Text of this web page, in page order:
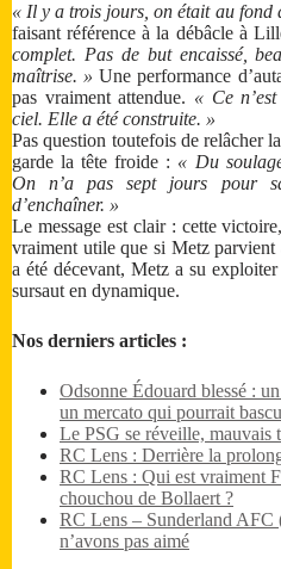
« Il y a trois jours, on était au fond
faisant référence à la débâcle à
complet. Pas de but encaissé,
maîtrise. » Une performance
pas vraiment attendue. « Ce
ciel. Elle a été construite. »
Pas question toutefois de relâcher
garde la tête froide : « Du
On n’a pas sept jours pour
d’enchaîner. »
Le message est clair : cette
vraiment utile que si Metz parvient
a été décevant, Metz a su
sursaut en dynamique.
Nos derniers articles :
Odsonne Édouard blessé :
un mercato qui pourrait
Le PSG se réveille,
RC Lens : Derrière la
RC Lens : Qui est vraiment
chouchou de Bollaert ?
RC Lens – Sunderland AFC
n’avons pas aimé